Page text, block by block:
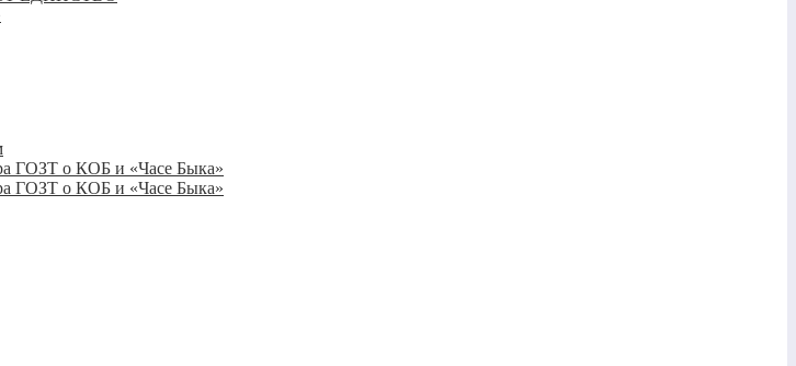
ГОЗТ о КОБ и «Часе Быка»
ГОЗТ о КОБ и «Часе Быка»